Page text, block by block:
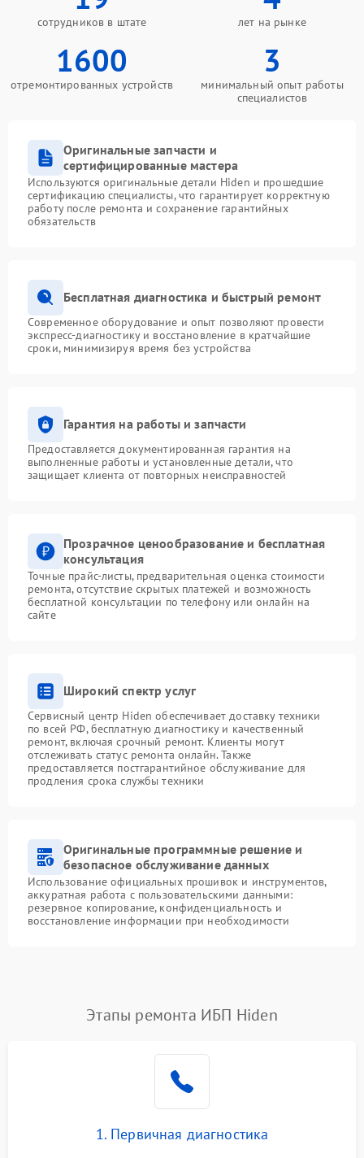
сотрудников в штате лет на рынке
1600
отремонтированных устройств
3
минимальный опыт работы
специалистов
Оригинальные запчасти и
сертифицированные мастера
Используются оригинальные детали Hiden и прошедшие
сертификацию специалисты, что гарантирует корректную
работу после ремонта и сохранение гарантийных
обязательств
Бесплатная диагностика и быстрый ремонт
Современное оборудование и опыт позволяют провести
экспресс-диагностику и восстановление в кратчайшие
сроки, минимизируя время без устройства
Гарантия на работы и запчасти
Предоставляется документированная гарантия на
выполненные работы и установленные детали, что
защищает клиента от повторных неисправностей
Прозрачное ценообразование и бесплатная
консультация
Точные прайс-листы, предварительная оценка стоимости
ремонта, отсутствие скрытых платежей и возможность
бесплатной консультации по телефону или онлайн на
сайте
Широкий спектр услуг
Сервисный центр Hiden обеспечивает доставку техники
по всей РФ, бесплатную диагностику и качественный
ремонт, включая срочный ремонт. Клиенты могут
отслеживать статус ремонта онлайн. Также
предоставляется постгарантийное обслуживание для
продления срока службы техники
Оригинальные программные решение и
безопасное обслуживание данных
Использование официальных прошивок и инструментов,
аккуратная работа с пользовательскими данными:
резервное копирование, конфиденциальность и
восстановление информации при необходимости
Этапы ремонта ИБП Hiden
1. Первичная диагностика